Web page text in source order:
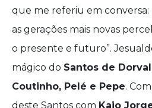
que me referiu em conversa:
as gerações mais novas
o presente e futuro”.
mágico do Santos de
Coutinho, Pelé e Pepe.
deste Santos com Kaio